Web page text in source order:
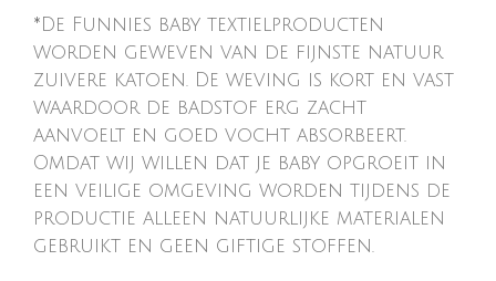
*De Funnies baby textielproducten
worden geweven van de fijnste natuur
zuivere katoen. De weving is kort en vast
waardoor de badstof erg zacht
aanvoelt en goed vocht absorbeert.
Omdat wij willen dat je baby opgroeit in
een veilige omgeving worden tijdens de
productie alleen natuurlijke materialen
gebruikt en geen giftige stoffen.